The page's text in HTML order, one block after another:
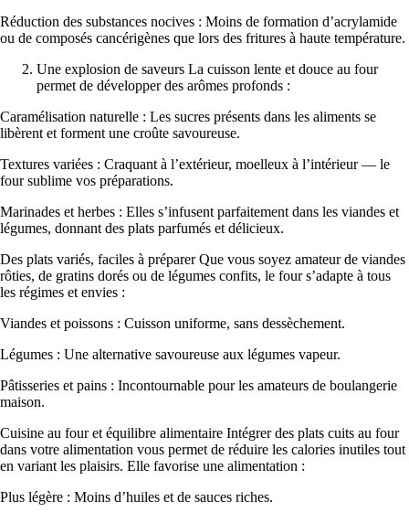
Réduction des substances nocives : Moins de formation d’acrylamide
ou de composés cancérigènes que lors des fritures à haute température.
Une explosion de saveurs La cuisson lente et douce au four
permet de développer des arômes profonds :
Caramélisation naturelle : Les sucres présents dans les aliments se
libèrent et forment une croûte savoureuse.
Textures variées : Craquant à l’extérieur, moelleux à l’intérieur — le
four sublime vos préparations.
Marinades et herbes : Elles s’infusent parfaitement dans les viandes et
légumes, donnant des plats parfumés et délicieux.
Des plats variés, faciles à préparer Que vous soyez amateur de viandes
rôties, de gratins dorés ou de légumes confits, le four s’adapte à tous
les régimes et envies :
Viandes et poissons : Cuisson uniforme, sans dessèchement.
Légumes : Une alternative savoureuse aux légumes vapeur.
Pâtisseries et pains : Incontournable pour les amateurs de boulangerie
maison.
Cuisine au four et équilibre alimentaire Intégrer des plats cuits au four
dans votre alimentation vous permet de réduire les calories inutiles tout
en variant les plaisirs. Elle favorise une alimentation :
Plus légère : Moins d’huiles et de sauces riches.